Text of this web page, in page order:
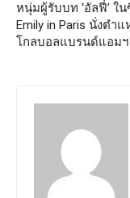
หนุ่มผู้รับบท ‘อัลฟี่’ ใ
Emily in Paris นั่งตำแ
โกลบอลแบรนด์แอม